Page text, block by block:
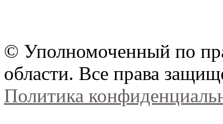
© Уполномоченный по
области. Все права
Политика